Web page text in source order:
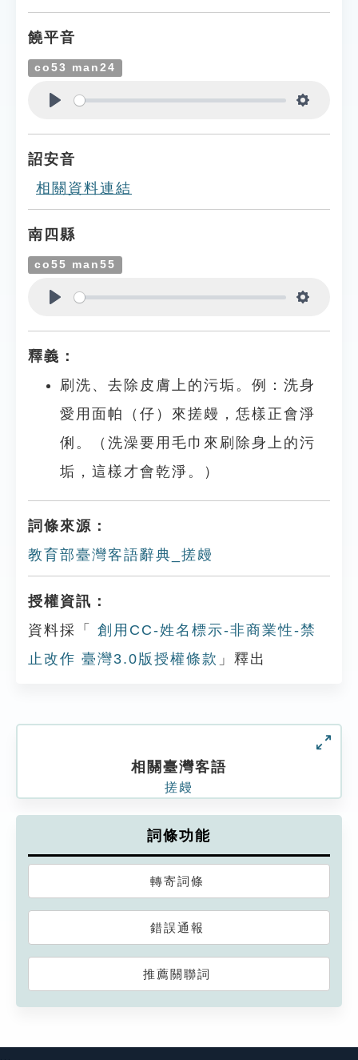
饒平音
co53 man24
詔安音
相關資料連結
南四縣
co55 man55
釋義：
刷洗、去除皮膚上的污垢。例：洗身
愛用面帕（仔）來搓㿸，恁樣正會淨
俐。（洗澡要用毛巾來刷除身上的污
垢，這樣才會乾淨。）
詞條來源：
教育部臺灣客語辭典_搓㿸
授權資訊：
資料採「
創用CC-姓名標示-非商業性-禁
止改作 臺灣3.0版授權條款 」釋出
相關臺灣客語
搓㿸
詞條功能
轉寄詞條
錯誤通報
推薦關聯詞